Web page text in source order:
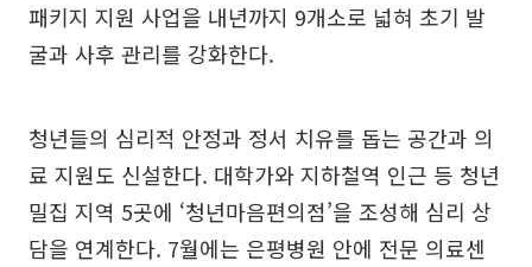
패키지 지원 사업을 내년까지 9개소로 넓혀 초기 발
굴과 사후 관리를 강화한다.
청년들의 심리적 안정과 정서 치유를 돕는 공간과 의
료 지원도 신설한다. 대학가와 지하철역 인근 등 청년
밀집 지역 5곳에 ‘청년마음편의점’을 조성해 심리 상
담을 연계한다. 7월에는 은평병원 안에 전문 의료센